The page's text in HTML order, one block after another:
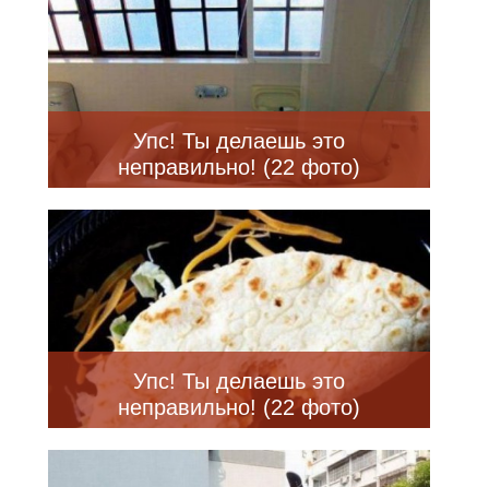
Упс! Ты делаешь это
неправильно! (22 фото)
Упс! Ты делаешь это
неправильно! (22 фото)